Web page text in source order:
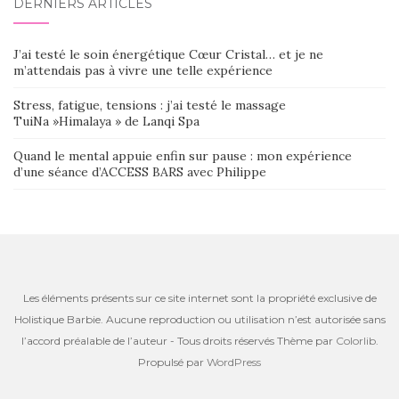
DERNIERS ARTICLES
J’ai testé le soin énergétique Cœur Cristal… et je ne
m’attendais pas à vivre une telle expérience
Stress, fatigue, tensions : j’ai testé le massage
TuiNa »Himalaya » de Lanqi Spa
Quand le mental appuie enfin sur pause : mon expérience
d’une séance d’ACCESS BARS avec Philippe
Les éléments présents sur ce site internet sont la propriété exclusive de
Holistique Barbie. Aucune reproduction ou utilisation n’est autorisée sans
l’accord préalable de l’auteur - Tous droits réservés Thème par Colorlib.
Propulsé par WordPress